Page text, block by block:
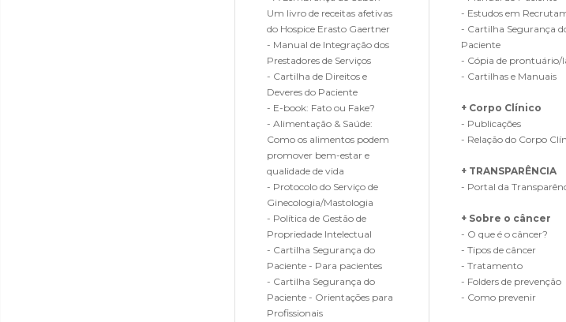
Um livro de receitas afetivas
do Hospice Erasto Gaertner
- Manual de Integração dos
Prestadores de Serviços
- Cartilha de Direitos e
Deveres do Paciente
- E-book: Fato ou Fake?
- Alimentação & Saúde:
Como os alimentos podem
promover bem-estar e
qualidade de vida
- Protocolo do Serviço de
Ginecologia/Mastologia
- Política de Gestão de
Propriedade Intelectual
- Cartilha Segurança do
Paciente - Para pacientes
- Cartilha Segurança do
Paciente - Orientações para
Profissionais
- Estudos em
- Cartilha Segurança
Paciente
- Cópia de prontuário/
- Cartilhas e Manuais
+ Corpo Clínico
- Publicações
- Relação do Corpo
+ TRANSPARÊNCIA
- Portal da
+ Sobre o câncer
- O que é o câncer?
- Tipos de câncer
- Tratamento
- Folders de prevenção
- Como prevenir